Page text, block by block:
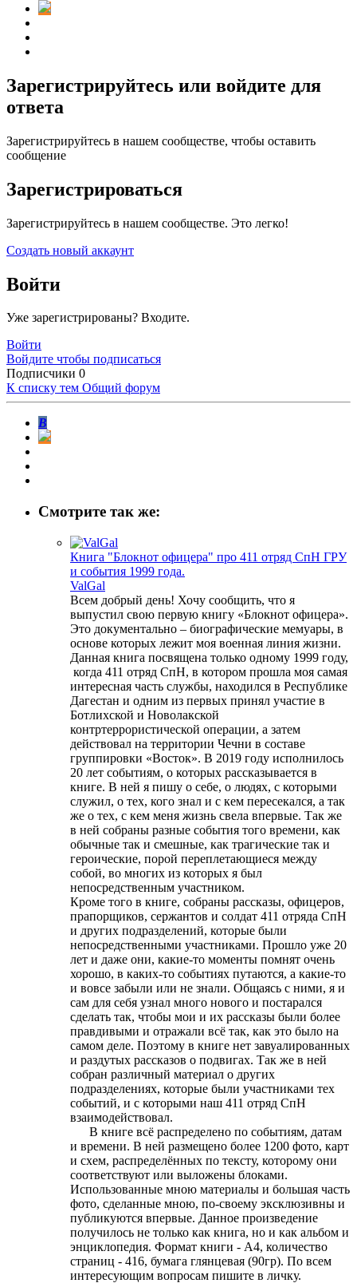
Зарегистрируйтесь или войдите для
ответа
Зарегистрируйтесь в нашем сообществе, чтобы оставить
сообщение
Зарегистрироваться
Зарегистрируйтесь в нашем сообществе. Это легко!
Создать новый аккаунт
Войти
Уже зарегистрированы? Входите.
Войти
Войдите чтобы подписаться
Подписчики 0
К списку тем Общий форум
В
Смотрите так же:
Книга "Блокнот офицера" про 411 отряд СпН ГРУ
и события 1999 года.
ValGal
Всем добрый день! Хочу сообщить, что я
выпустил свою первую книгу «Блокнот офицера».
Это документально – биографические мемуары, в
основе которых лежит моя военная линия жизни.
Данная книга посвящена только одному 1999 году,
когда 411 отряд СпН, в котором прошла моя самая
интересная часть службы, находился в Республике
Дагестан и одним из первых принял участие в
Ботлихской и Новолакской
контртеррористической операции, а затем
действовал на территории Чечни в составе
группировки «Восток». В 2019 году исполнилось
20 лет событиям, о которых рассказывается в
книге. В ней я пишу о себе, о людях, с которыми
служил, о тех, кого знал и с кем пересекался, а так
же о тех, с кем меня жизнь свела впервые. Так же
в ней собраны разные события того времени, как
обычные так и смешные, как трагические так и
героические, порой переплетающиеся между
собой, во многих из которых я был
непосредственным участником.
Кроме того в книге, собраны рассказы, офицеров,
прапорщиков, сержантов и солдат 411 отряда СпН
и других подразделений, которые были
непосредственными участниками. Прошло уже 20
лет и даже они, какие-то моменты помнят очень
хорошо, в каких-то событиях путаются, а какие-то
и вовсе забыли или не знали. Общаясь с ними, я и
сам для себя узнал много нового и постарался
сделать так, чтобы мои и их рассказы были более
правдивыми и отражали всё так, как это было на
самом деле. Поэтому в книге нет завуалированных
и раздутых рассказов о подвигах. Так же в ней
собран различный материал о других
подразделениях, которые были участниками тех
событий, и с которыми наш 411 отряд СпН
взаимодействовал.
В книге всё распределено по событиям, датам
и времени. В ней размещено более 1200 фото, карт
и схем, распределённых по тексту, которому они
соответствуют или выложены блоками.
Использованные мною материалы и большая часть
фото, сделанные мною, по-своему эксклюзивны и
публикуются впервые. Данное произведение
получилось не только как книга, но и как альбом и
энциклопедия. Формат книги - А4, количество
страниц - 416, бумага глянцевая (90гр). По всем
интересующим вопросам пишите в личку.